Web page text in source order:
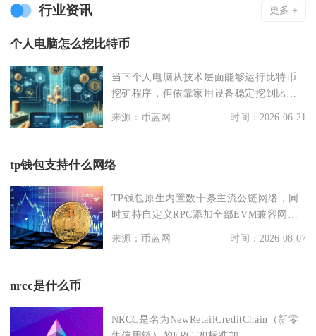
行业资讯 更多 +
个人电脑怎么挖比特币
当下个人电脑从技术层面能够运行比特币
挖矿程序，但依靠家用设备稳定挖到比特
来源：币蓝网 时间：2026-06-21
tp钱包支持什么网络
TP钱包原生内置数十条主流公链网络，同
时支持自定义RPC添加全部EVM兼容网
来源：币蓝网 时间：2026-08-07
nrcc是什么币
NRCC是名为NewRetailCreditChain（新零